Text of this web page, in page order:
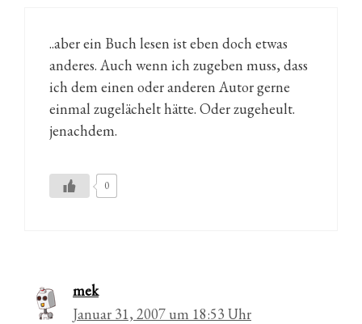
..aber ein Buch lesen ist eben doch etwas
anderes. Auch wenn ich zugeben muss, dass
ich dem einen oder anderen Autor gerne
einmal zugelächelt hätte. Oder zugeheult.
jenachdem.
0
mek
Januar 31, 2007 um 18:53 Uhr